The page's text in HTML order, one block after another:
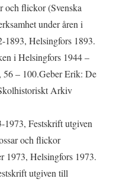
och flickor (Svenska
under åren i
1893, Helsingfors 1893.
i Helsingfors 1944 –
– 100.Geber Erik: De
Arkiv
Festskrift utgiven
och flickor
1973, Helsingfors 1973.
utgiven till